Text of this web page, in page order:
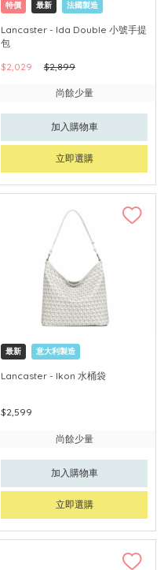
特價 最新 法國製造
Lancaster - Ida Double 小號手提
包
$2,029
$2,899
尚餘少量
加入購物車
立即選購
最新 意大利製造
Lancaster - Ikon 水桶袋
$2,599
尚餘少量
加入購物車
立即選購